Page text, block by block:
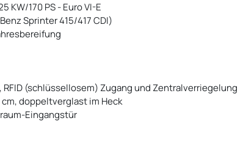
KW/170 PS - Euro VI-E
Sprinter 415/417 CDI)
(schlüssellosem) Zugang und Zentralverriegelung
cm, doppeltverglast im Heck
Eingangstür